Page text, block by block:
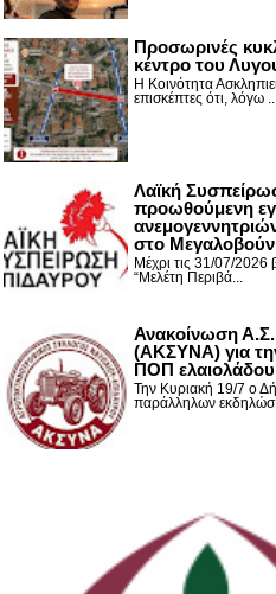
Προσωρινές
κέντρο του
Η Κοινότητα
επισκέπτες ότι, λόγω ...
Λαϊκή
προωθούμενη
στο
Μέχρι τις 31/07/2026
“Μελέτη Περιβά...
Ανακοίνωση
(ΑΚΣΥΝΑ) για
ΠΟΠ
Την Κυριακή 19/7 ο
παράλληλων εκδηλώσ...